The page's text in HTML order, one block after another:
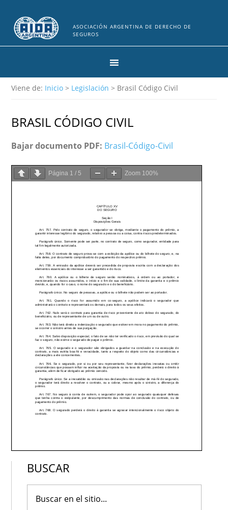
ASOCIACIÓN ARGENTINA DE DERECHO DE
SEGUROS
Viene de: Inicio> Legislación > Brasil Código Civil
BRASIL CÓDIGO CIVIL
Bajar documento PDF: Brasil-Código-Civil
Página 1 /5 Zoom 100%
BUSCAR